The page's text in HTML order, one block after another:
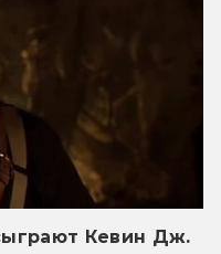
Кевин Дж.